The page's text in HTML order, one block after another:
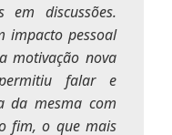
em discussões.
impacto pessoal
motivação nova
falar e
da mesma com
fim, o que mais